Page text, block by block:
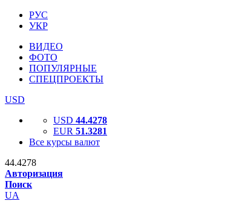
РУС
УКР
ВИДЕО
ФОТО
ПОПУЛЯРНЫЕ
СПЕЦПРОЕКТЫ
USD
USD 44.4278
EUR 51.3281
Все курсы валют
44.4278
Авторизация
Поиск
UA